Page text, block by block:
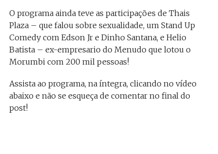
O programa ainda teve as participações de Thais
Plaza – que falou sobre sexualidade, um Stand Up
Comedy com Edson Jr e Dinho Santana, e Helio
Batista – ex-empresario do Menudo que lotou o
Morumbi com 200 mil pessoas!
Assista ao programa, na íntegra, clicando no vídeo
abaixo e não se esqueça de comentar no final do
post!